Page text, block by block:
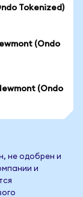
Tokenized)
(Ondo
(Ondo
не одобрен и
и